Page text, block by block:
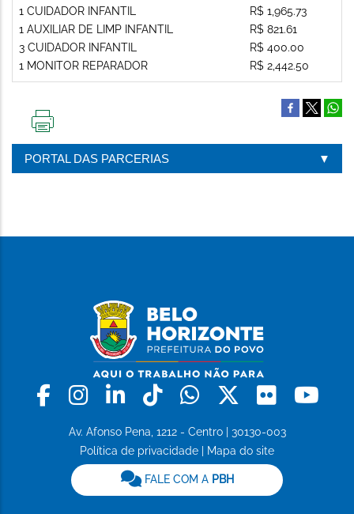
1 CUIDADOR INFANTIL
1 AUXILIAR DE LIMP INFANTIL
3 CUIDADOR INFANTIL
1 MONITOR REPARADOR
R$ 1,965.73
R$ 821.61
R$ 400.00
R$ 2,442.50
PÁGINA
PORTAL DAS PARCERIAS
Facebook
Instagram
LinkedinTiktokWhatsapp
X Flickr
Av. Afonso Pena, 1212 - Centro | 30130-003
Política de privacidade
Mapa do site
FALE COM A PBH